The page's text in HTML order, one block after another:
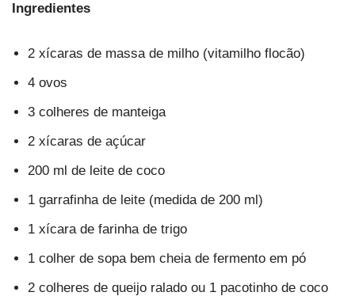
Ingredientes
2 xícaras de massa de milho (vitamilho flocão)
4 ovos
3 colheres de manteiga
2 xícaras de açúcar
200 ml de leite de coco
1 garrafinha de leite (medida de 200 ml)
1 xícara de farinha de trigo
1 colher de sopa bem cheia de fermento em pó
2 colheres de queijo ralado ou 1 pacotinho de coco